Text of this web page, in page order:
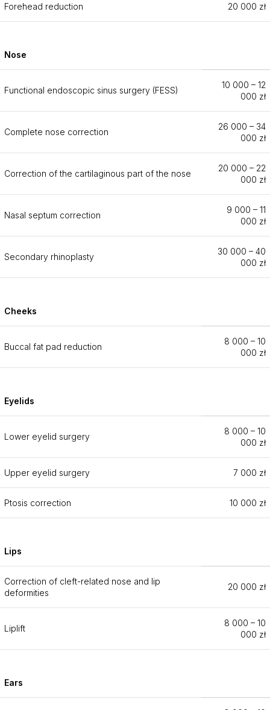
Forehead reduction 20 000 zł
Nose
Functional endoscopic sinus surgery (FESS)
10 000 – 12
000 zł
Complete nose correction
26 000 – 34
000 zł
Correction of the cartilaginous part of the nose
20 000 – 22
000 zł
Nasal septum correction
9 000 – 11
000 zł
Secondary rhinoplasty
30 000 – 40
000 zł
Cheeks
Buccal fat pad reduction
8 000 – 10
000 zł
Eyelids
Lower eyelid surgery
8 000 – 10
000 zł
Upper eyelid surgery 7 000 zł
Ptosis correction 10 000 zł
Lips
Correction of cleft-related nose and lip
deformities
20 000 zł
Liplift
8 000 – 10
000 zł
Ears